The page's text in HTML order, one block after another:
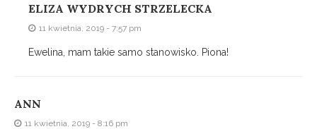
ELIZA WYDRYCH STRZELECKA
11 kwietnia, 2019 - 7:57 pm
Ewelina, mam takie samo stanowisko. Piona!
ANN
11 kwietnia, 2019 - 8:16 pm